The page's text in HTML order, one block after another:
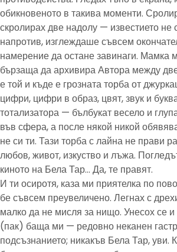
обикновеното в такива моменти.
скролирах две надолу — известието не
напротив, изглеждаше съвсем
намерение да остане завинаги. Мамка
бързаща да архивира Автора между
е той и къде е грозната торба от
цифри, цифри в образ, цвят, звук и
тотализатора — бълбукат весело и
във сфера, а после някой никой
не си ти. Тази торба с лайна не прави
любов, живот, изкуство и лъжа.
киното на Бела Тар… Да, те правят.
И ти осиротя, каза ми приятелка по
бе съвсем преувеличено. Легнах с
малко да не мисля за нищо. Унесох се
(пак) баща ми — редовно неканен
подсъзнанието; никакъв Бела Тар, уви.